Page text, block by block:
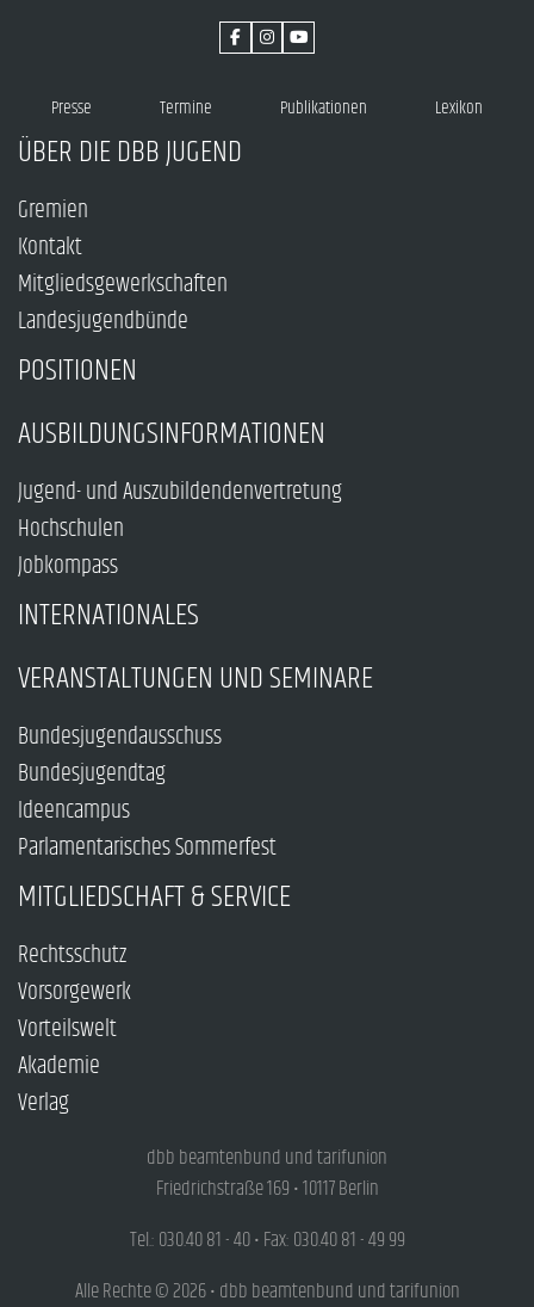
Presse Termine Publikationen Lexikon
ÜBER DIE DBB JUGEND
Gremien
Kontakt
Mitgliedsgewerkschaften
Landesjugendbünde
POSITIONEN
AUSBILDUNGSINFORMATIONEN
Jugend- und Auszubildendenvertretung
Hochschulen
Jobkompass
INTERNATIONALES
VERANSTALTUNGEN UND SEMINARE
Bundesjugendausschuss
Bundesjugendtag
Ideencampus
Parlamentarisches Sommerfest
MITGLIEDSCHAFT & SERVICE
Rechtsschutz
Vorsorgewerk
Vorteilswelt
Akademie
Verlag
dbb beamtenbund und tarifunion
Friedrichstraße 169 • 10117 Berlin
Tel.: 030.40 81 - 40 • Fax: 030.40 81 - 49 99
Alle Rechte © 2026 • dbb beamtenbund und tarifunion